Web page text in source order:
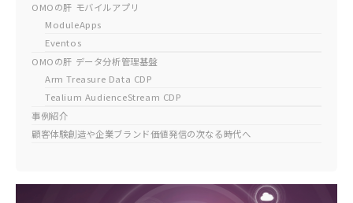
OMOの肝 モバイルアプリ
ModuleApps
Eventos
OMOの肝 データ分析管理基盤
Arm Treasure Data CDP
Tealium AudienceStream CDP
事例紹介
顧客体験創造や企業ブランド価値発信の次なる時代へ